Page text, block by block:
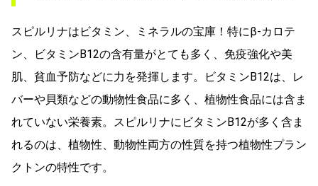
スピルリナはビタミン、ミネラルの宝庫！特にβ-カロテ
ン、ビタミンB12の含有量がとても多く、免疫強化や美
肌、貧血予防などに力を発揮します。ビタミンB12は、レ
バーや貝類などの動物性食品に多く、植物性食品には含ま
れていない栄養素。スピルリナにビタミンB12が多く含ま
れるのは、植物性、動物性両方の性質を持つ植物性プラン
クトンの特性です。